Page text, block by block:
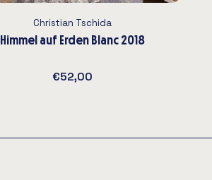
Christian Tschida
Himmel auf Erden Blanc 2018
€52,00